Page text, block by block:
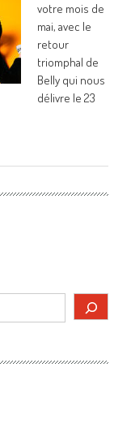
votre mois de
mai, avec le
retour
triomphal de
Belly qui nous
délivre le 23